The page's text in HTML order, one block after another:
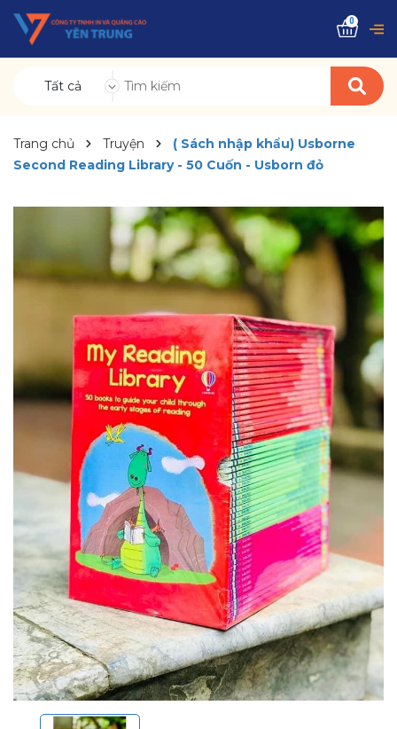
Tất cả
0
Trang chủ Truyện
( Sách nhập khẩu) Usborne
Second Reading Library - 50 Cuốn - Usborn đỏ